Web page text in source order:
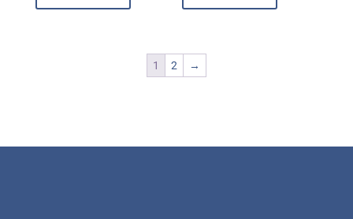
1 2 →